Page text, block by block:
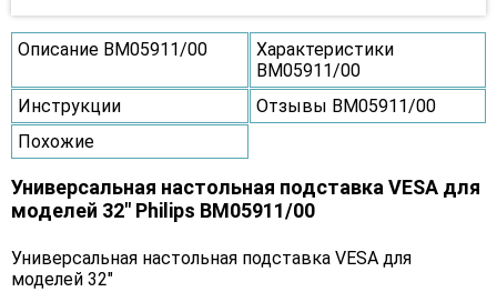
Описание BM05911/00
Характеристики
BM05911/00
Инструкции
Отзывы BM05911/00
Похожие
Универсальная настольная подставка VESA для
моделей 32" Philips BM05911/00
Универсальная настольная подставка VESA для
моделей 32"